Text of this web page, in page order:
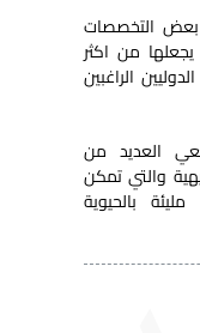
بعض التخصصات
يجعلها من اكثر
الراغبين
العديد من
والتي تمكن
بالحيوية